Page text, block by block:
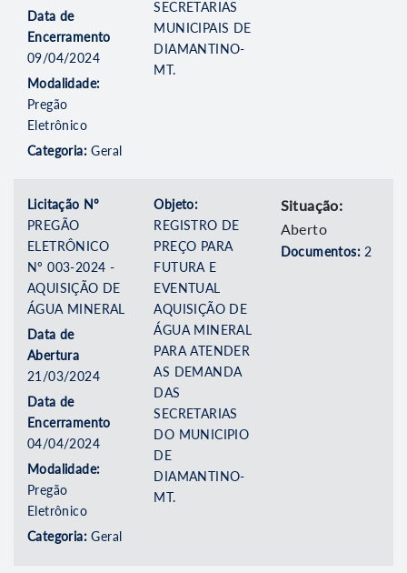
Data de
Encerramento
09/04/2024
Modalidade:
Pregão
Eletrônico
Categoria:Geral
SECRETARIAS
MUNICIPAIS DE
DIAMANTINO-
MT.
Licitação Nº
PREGÃO
ELETRÔNICO
Nº 003-2024 -
AQUISIÇÃO DE
ÁGUA MINERAL
Data de
Abertura
21/03/2024
Data de
Encerramento
04/04/2024
Modalidade:
Pregão
Eletrônico
Categoria:Geral
Objeto:
REGISTRO DE
PREÇO PARA
FUTURA E
EVENTUAL
AQUISIÇÃO DE
ÁGUA MINERAL
PARA ATENDER
AS DEMANDA
DAS
SECRETARIAS
DO MUNICIPIO
DE
DIAMANTINO-
MT.
Situação:
Aberto
Documentos: 2